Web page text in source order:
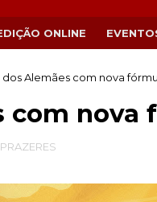
ONLINE
dos Alemães com nova
com nova
PRAZERES